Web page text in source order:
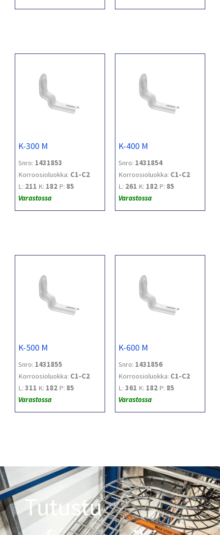
K-300 M
Snro: 1431853
Korroosioluokka: C1-C2
L: 211 K: 182 P: 85
Varastossa
K-400 M
Snro: 1431854
Korroosioluokka: C1-C2
L: 261 K: 182 P: 85
Varastossa
K-500 M
Snro: 1431855
Korroosioluokka: C1-C2
L: 311 K: 182 P: 85
Varastossa
K-600 M
Snro: 1431856
Korroosioluokka: C1-C2
L: 361 K: 182 P: 85
Varastossa
Tutustu